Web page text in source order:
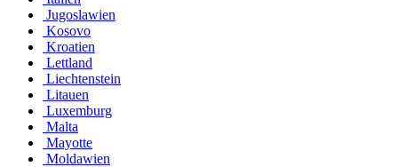
Jugoslawien
Kosovo
Kroatien
Lettland
Liechtenstein
Litauen
Luxemburg
Malta
Mayotte
Moldawien